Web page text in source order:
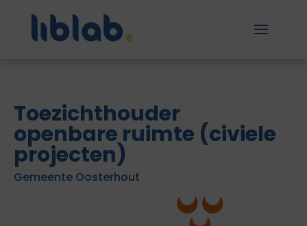
Toezichthouder
openbare ruimte (civiele
projecten)
Gemeente Oosterhout